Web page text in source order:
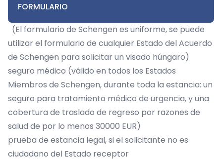
FORMULARIO
(El formulario de Schengen es uniforme, se puede
utilizar el formulario de cualquier Estado del Acuerdo
de Schengen para solicitar un visado húngaro)
seguro médico (válido en todos los Estados
Miembros de Schengen, durante toda la estancia: un
seguro para tratamiento médico de urgencia, y una
cobertura de traslado de regreso por razones de
salud de por lo menos 30000 EUR)
prueba de estancia legal, si el solicitante no es
ciudadano del Estado receptor